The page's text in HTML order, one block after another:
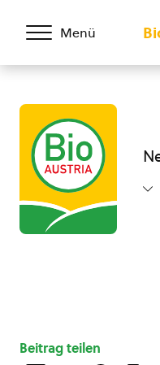
Menü
Beitrag teilen